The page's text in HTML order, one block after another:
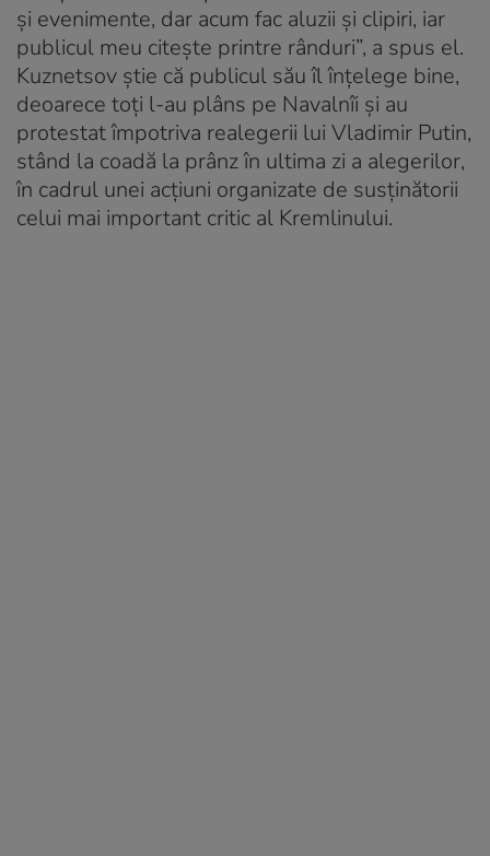
și evenimente, dar acum fac aluzii și clipiri, iar
publicul meu citește printre rânduri”, a spus el.
Kuznetsov știe că publicul său îl înțelege bine,
deoarece toți l-au plâns pe Navalnîi și au
protestat împotriva realegerii lui Vladimir Putin,
stând la coadă la prânz în ultima zi a alegerilor,
în cadrul unei acțiuni organizate de susținătorii
celui mai important critic al Kremlinului.